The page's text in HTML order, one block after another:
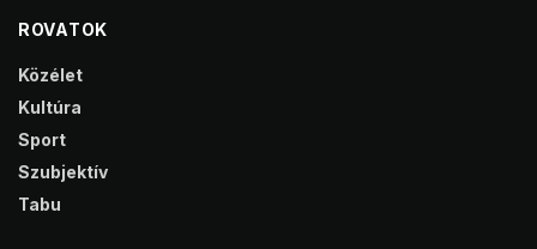
ROVATOK
Közélet
Kultúra
Sport
Szubjektív
Tabu